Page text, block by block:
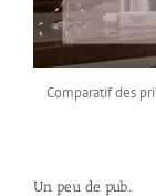
Comparatif des
Un peu de pub…